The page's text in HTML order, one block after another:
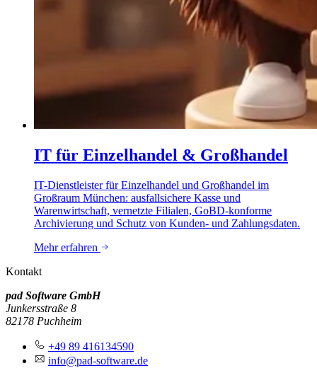
IT für Einzelhandel & Großhandel
IT-Dienstleister für Einzelhandel und Großhandel im
Großraum München: ausfallsichere Kasse und
Warenwirtschaft, vernetzte Filialen, GoBD-konforme
Archivierung und Schutz von Kunden- und Zahlungsdaten.
Mehr erfahren
Kontakt
pad Software GmbH
Junkersstraße 8
82178 Puchheim
+49 89 416134590
info@pad-software.de